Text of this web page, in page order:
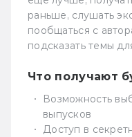
раньше, слушать
пообщаться с
подсказать темы
Что получают
Возможность
выпусков
Доступ в